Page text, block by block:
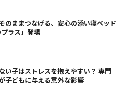
のままつなげる、安心の添い寝ベッド
プラス」登場
い子はストレスを抱えやすい？ 専門
子どもに与える意外な影響